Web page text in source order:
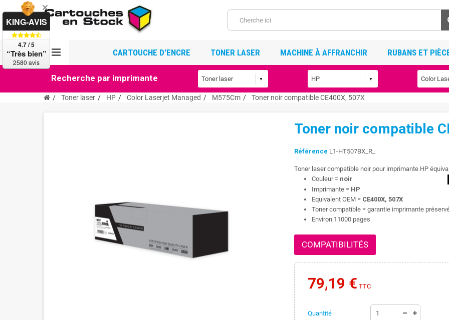
CARTOUCHE D'ENCRE TONER LASER MACHINE À AFFRANCHIR RUBANS ET
Recherche par imprimante
Toner laser HP Color Laserjet Managed M575Cm Toner noir compatible CE400X, 507X
Toner noir compatible
Référence L1-HT507BX_R_
Toner laser compatible noir pour imprimante HP
Couleur = noir
Imprimante = HP
Equivalent OEM = CE400X, 507X
Toner compatible = garantie imprimante
Environ 11000 pages
COMPATIBILITÉS
79,19 € TTC
Quantité
KING-AVIS
4.7 / 5
“Très bien”
2580 avis